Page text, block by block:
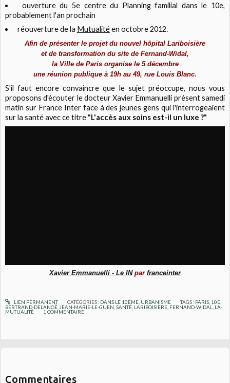
ouverture du 5e centre du Planning familial dans le 10e,
probablement l'an prochain
réouverture de la Mutualitéen octobre 2012.
Afin de présenter le projet du nouvel hôpital Lariboisière
et de transformation du site de Fernand-Widal,
la Ville de Paris organise le 5 décembre
une réunion publique à 19h au 49, rue Louis Blanc.
S'il faut encore convaincre que le sujet préoccupe, nous vous
proposons d'écouter le docteur Xavier Emmanuelli présent samedi
matin sur France Inter face à des jeunes gens qui l'interrogeaient
sur la santé avec ce titre "L'accès aux soins est-il un luxe ?"
Xavier Emmanuelli - Le IN par franceinter
LIEN PERMANENT CATÉGORIES : DANS LE 10ÈME, URBANISME TAGS : PARIS 10E
BERTRAND-DELANOË JEAN-MARIE-LE-GUEN ,SANTÉ LARIBOISIÈRE FERNAND-WIDAL LA-
MUTUALITÉ 1 COMMENTAIRE
Commentaires